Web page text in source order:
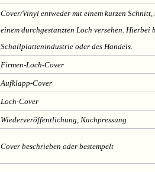
Cover/Vinyl entweder mit einem kurzen
einem durchgestanzten Loch versehen. Hierbei
Schallplattenindustrie oder des Handels.
Firmen-Loch-Cover
Aufklapp-Cover
Loch-Cover
Wiederveröffentlichung, Nachpressung
Cover beschrieben oder bestempelt